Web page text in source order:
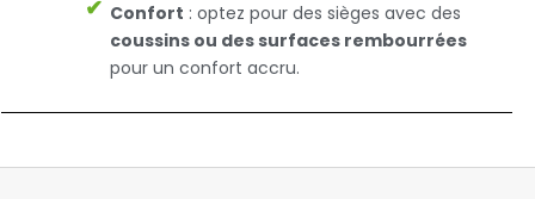
Confort : optez pour des sièges avec des
coussins ou des surfaces rembourrées
pour un confort accru.